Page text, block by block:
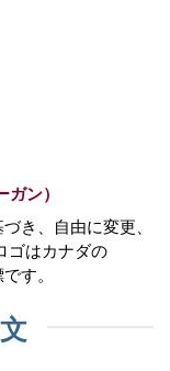
ン）
き、自由に変更、
ゴはカナダの
す。